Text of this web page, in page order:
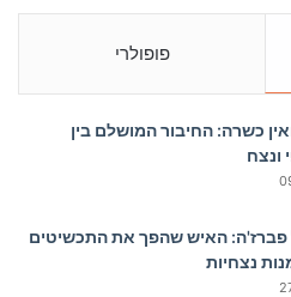
פופולרי
כשרה: החיבור המושלם בין
ונצח
האיש שהפך את התכשיטים
נצחיות